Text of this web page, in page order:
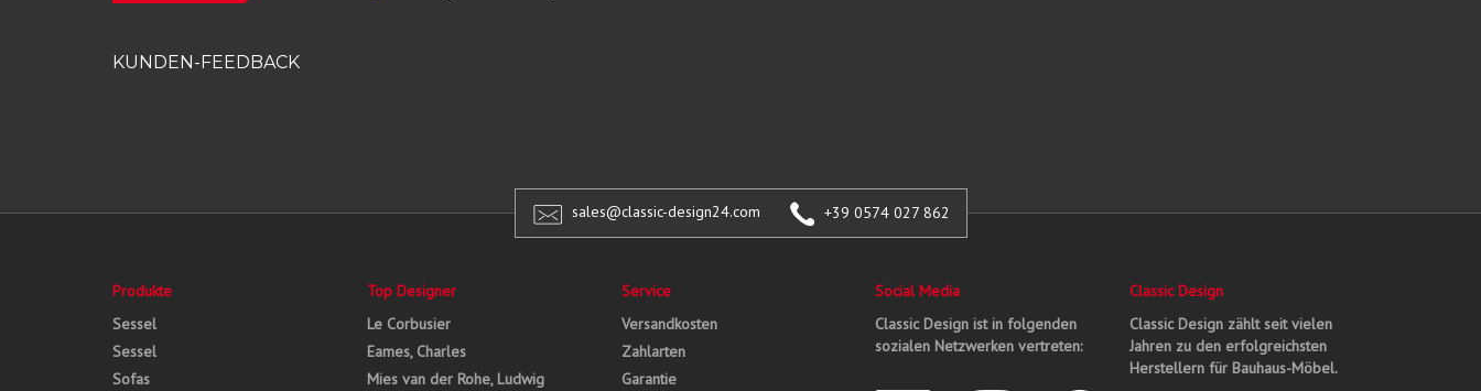
KUNDEN-FEEDBACK
sales@classic-design24.com +39 0574 027 862
Produkte
Sessel
Sessel
Sofas
Top Designer
Le Corbusier
Eames, Charles
Mies van der Rohe, Ludwig
Service
Versandkosten
Zahlarten
Garantie
Social Media
Classic Design ist in folgenden
sozialen Netzwerken vertreten:
Classic Design
Classic Design zählt seit vielen
Jahren zu den erfolgreichsten
Herstellern für Bauhaus-Möbel.